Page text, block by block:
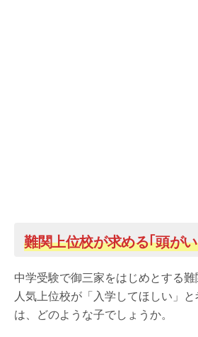
難関上位校が求める｢頭が
中学受験で御三家をはじめとする
人気上位校が「入学してほしい」
は、どのような子でしょうか。